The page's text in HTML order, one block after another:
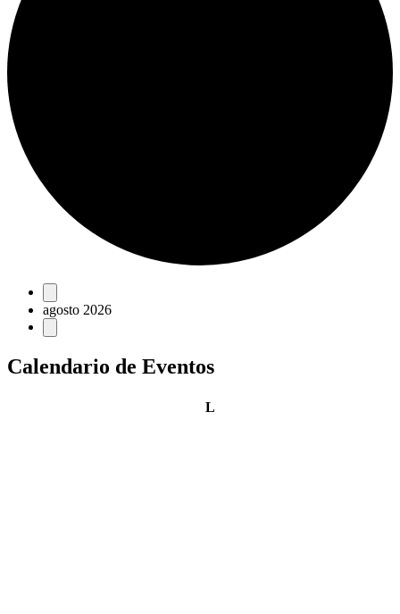
Eventos
agosto 2026
Calendario de Eventos
Llunes